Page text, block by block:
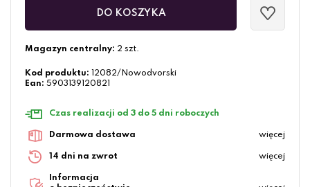
DO KOSZYKA
Magazyn centralny: 2 szt.
Kod produktu:
12082/Nowodvorski
Ean: 5903139120821
Czas realizacji od 3 do 5 dni roboczych
Darmowa dostawa więcej
14 dni na zwrot więcej
Informacja